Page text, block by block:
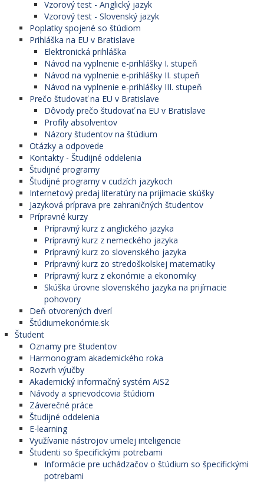
Vzorový test - Anglický jazyk
Vzorový test - Slovenský jazyk
Poplatky spojené so štúdiom
Prihláška na EU v Bratislave
Elektronická prihláška
Návod na vyplnenie e-prihlášky I. stupeň
Návod na vyplnenie e-prihlášky II. stupeň
Návod na vyplnenie e-prihlášky III. stupeň
Prečo študovať na EU v Bratislave
Dôvody prečo študovať na EU v Bratislave
Profily absolventov
Názory študentov na štúdium
Otázky a odpovede
Kontakty - Študijné oddelenia
Študijné programy
Študijné programy v cudzích jazykoch
Internetový predaj literatúry na prijímacie skúšky
Jazyková príprava pre zahraničných študentov
Prípravné kurzy
Prípravný kurz z anglického jazyka
Prípravný kurz z nemeckého jazyka
Prípravný kurz zo slovenského jazyka
Prípravný kurz zo stredoškolskej matematiky
Prípravný kurz z ekonómie a ekonomiky
Skúška úrovne slovenského jazyka na prijímacie
pohovory
Deň otvorených dverí
Štúdiumekonómie.sk
Študent
Oznamy pre študentov
Harmonogram akademického roka
Rozvrh výučby
Akademický informačný systém AiS2
Návody a sprievodcovia štúdiom
Záverečné práce
Študijné oddelenia
E-learning
Využívanie nástrojov umelej inteligencie
Študenti so špecifickými potrebami
Informácie pre uchádzačov o štúdium so špecifickými
potrebami